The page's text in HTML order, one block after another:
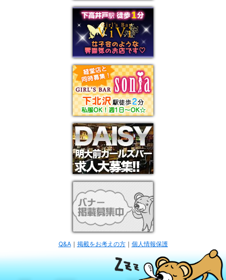
Q&A｜ 掲載をお考えの方｜ 個人情報保護